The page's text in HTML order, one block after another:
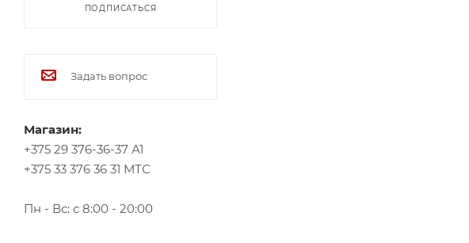
ПОДПИСАТЬСЯ
Задать вопрос
Магазин:
+375 29 376-36-37 А1
+375 33 376 36 31 МТС
Пн - Вс: с 8:00 - 20:00